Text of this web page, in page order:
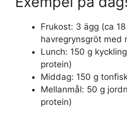
Frukost: 3 ägg (ca
havregrynsgröt med
Lunch: 150 g
protein)
Middag: 150 g
Mellanmål: 50 g
protein)